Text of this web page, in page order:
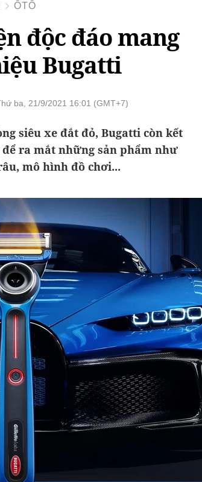
ÔTÔ
độc đáo mang
Bugatti
ba, 21/9/2021 16:01 (GMT+7)
siêu xe đắt đỏ, Bugatti còn kết
ra mắt những sản phẩm như
mô hình đồ chơi...